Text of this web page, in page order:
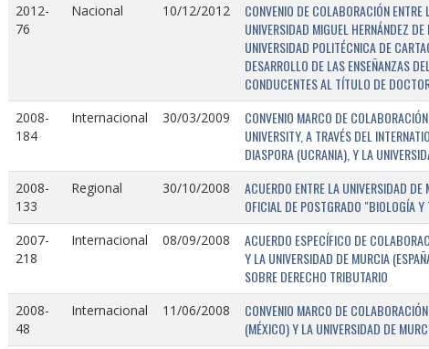
2012-
76
Nacional 10/12/2012
CONVENIO DE COLABORACIÓN
UNIVERSIDAD MIGUEL HERNÁNDEZ
UNIVERSIDAD POLITÉCNICA DE
DESARROLLO DE LAS ENSEÑANZAS
CONDUCENTES AL TÍTULO DE
2008-
184
Internacional 30/03/2009
CONVENIO MARCO DE
UNIVERSITY, A TRAVÉS DEL
DIASPORA (UCRANIA), Y LA
2008-
133
Regional 30/10/2008
ACUERDO ENTRE LA UNIVERSIDAD
OFICIAL DE POSTGRADO "BIOLOGÍA
2007-
218
Internacional 08/09/2008
ACUERDO ESPECÍFICO DE
Y LA UNIVERSIDAD DE MURCIA
SOBRE DERECHO TRIBUTARIO
2008-
48
Internacional 11/06/2008
CONVENIO MARCO DE
(MÉXICO) Y LA UNIVERSIDAD DE